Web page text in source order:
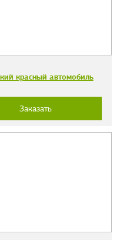
красный автомобиль
Заказать